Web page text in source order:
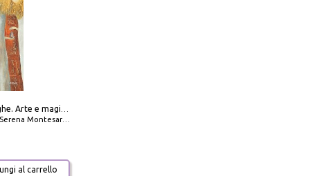
Amabili streghe. Arte e magie di Leonora Carrington e Remedios Varo
Montesarchio
al carrello